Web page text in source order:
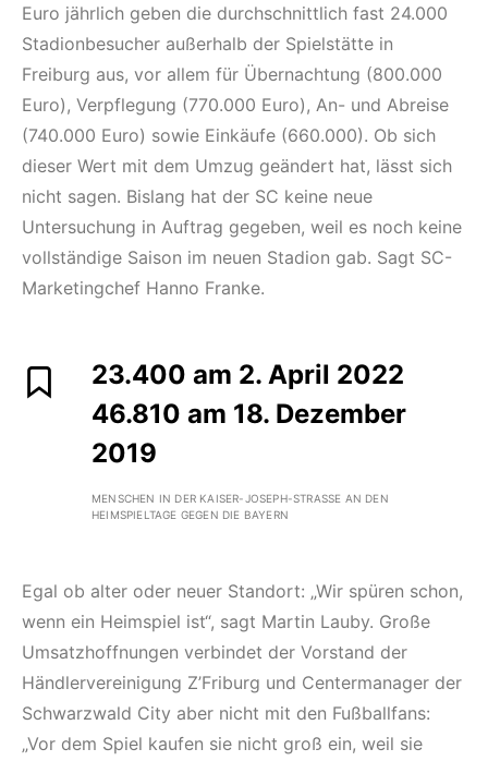
Euro jährlich geben die durchschnittlich fast 24.000
Stadionbesucher außerhalb der Spielstätte in
Freiburg aus, vor allem für Übernachtung (800.000
Euro), Verpflegung (770.000 Euro), An- und Abreise
(740.000 Euro) sowie Einkäufe (660.000). Ob sich
dieser Wert mit dem Umzug geändert hat, lässt sich
nicht sagen. Bislang hat der SC keine neue
Untersuchung in Auftrag gegeben, weil es noch keine
vollständige Saison im neuen Stadion gab. Sagt SC-
Marketingchef Hanno Franke.
23.400 am 2. April 2022
46.810 am 18. Dezember
2019
MENSCHEN IN DER KAISER-JOSEPH-STRASSE AN DEN H
EIMSPIELTAGE GEGEN DIE BAYERN
Egal ob alter oder neuer Standort: „Wir spüren schon,
wenn ein Heimspiel ist“, sagt Martin Lauby. Große
Umsatzhoffnungen verbindet der Vorstand der
Händlervereinigung Z’Friburg und Centermanager der
Schwarzwald City aber nicht mit den Fußballfans:
„Vor dem Spiel kaufen sie nicht groß ein, weil sie